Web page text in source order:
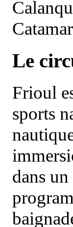
Le
Frioul
sports
dans